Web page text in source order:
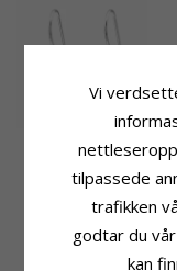
Lange enhjørning
øredobber i sølv -
Little Ones
Vi
tilpassede
trafikken
godtar du
kan